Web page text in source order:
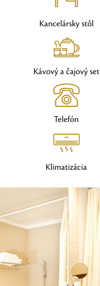
Kancelársky stôl
Kávový a čajový set
Telefón
Klimatizácia